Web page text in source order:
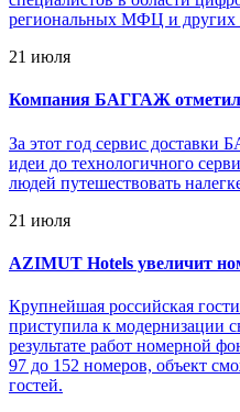
региональных МФЦ и других
21 июля
Компания БАГГАЖ
За этот год сервис
идеи до технологичного
людей путешествовать
21 июля
AZIMUT Hotels увеличит
Крупнейшая российская
приступила к модернизации
результате работ номерной
97 до 152 номеров, объект
гостей.